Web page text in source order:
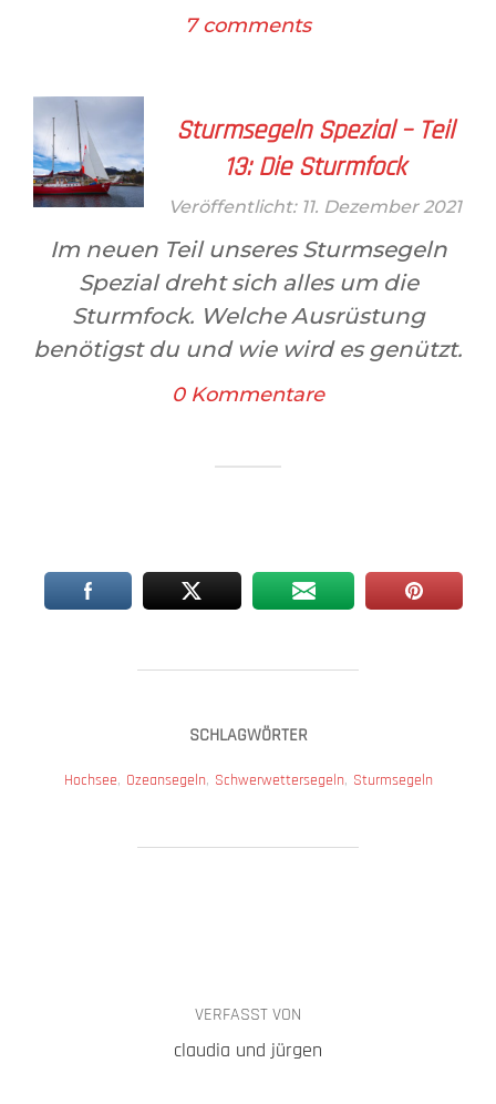
7 comments
Sturmsegeln Spezial – Teil
13: Die Sturmfock
Veröffentlicht: 11. Dezember 2021
Im neuen Teil unseres Sturmsegeln
Spezial dreht sich alles um die
Sturmfock. Welche Ausrüstung
benötigst du und wie wird es genützt.
0 Kommentare
SCHLAGWÖRTER
Hochsee, Ozeansegeln, Schwerwettersegeln, Sturmsegeln
VERFASST VON
claudia und jürgen